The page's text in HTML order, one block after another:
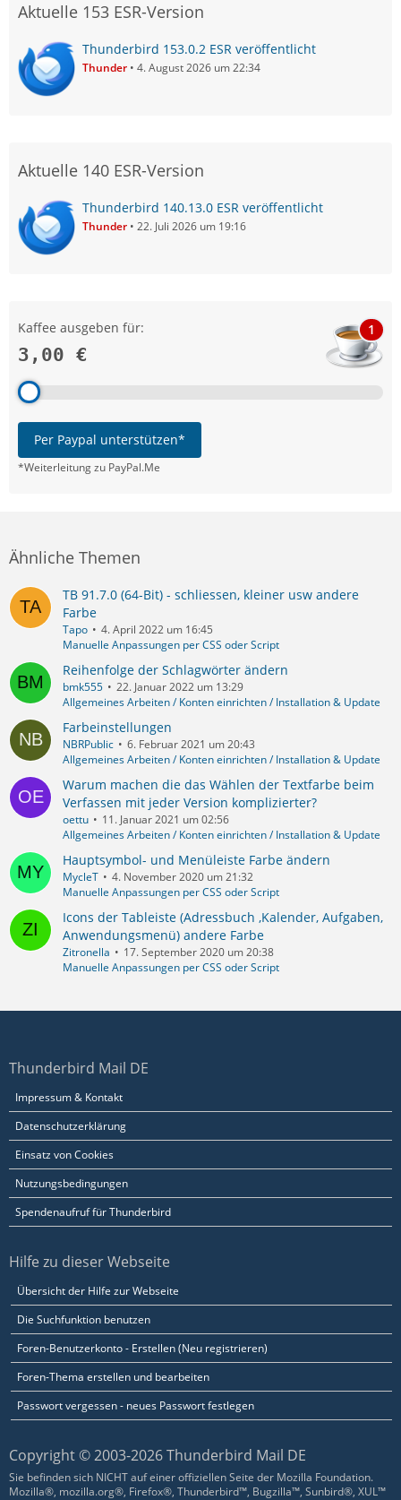
Aktuelle 153 ESR-Version
Thunderbird 153.0.2 ESR veröffentlicht
Thunder 4. August 2026 um 22:34
Aktuelle 140 ESR-Version
Thunderbird 140.13.0 ESR veröffentlicht
Thunder 22. Juli 2026 um 19:16
Kaffee ausgeben für:
3,00 €
1
Per Paypal unterstützen*
*Weiterleitung zu PayPal.Me
Ähnliche Themen
TB 91.7.0 (64-Bit) - schliessen, kleiner usw andere
Farbe
Tapo
4. April 2022 um 16:45
Manuelle Anpassungen per CSS oder Script
Reihenfolge der Schlagwörter ändern
bmk555
22. Januar 2022 um 13:29
Allgemeines Arbeiten / Konten einrichten / Installation & Update
Farbeinstellungen
NBRPublic
6. Februar 2021 um 20:43
Allgemeines Arbeiten / Konten einrichten / Installation & Update
Warum machen die das Wählen der Textfarbe beim
Verfassen mit jeder Version komplizierter?
oettu
11. Januar 2021 um 02:56
Allgemeines Arbeiten / Konten einrichten / Installation & Update
Hauptsymbol- und Menüleiste Farbe ändern
MycleT
4. November 2020 um 21:32
Manuelle Anpassungen per CSS oder Script
Icons der Tableiste (Adressbuch ,Kalender, Aufgaben,
Anwendungsmenü) andere Farbe
Zitronella
17. September 2020 um 20:38
Manuelle Anpassungen per CSS oder Script
Thunderbird Mail DE
Impressum & Kontakt
Datenschutzerklärung
Einsatz von Cookies
Nutzungsbedingungen
Spendenaufruf für Thunderbird
Hilfe zu dieser Webseite
Übersicht der Hilfe zur Webseite
Die Suchfunktion benutzen
Foren-Benutzerkonto - Erstellen (Neu registrieren)
Foren-Thema erstellen und bearbeiten
Passwort vergessen - neues Passwort festlegen
Copyright © 2003-2026 Thunderbird Mail DE
Sie befinden sich NICHT auf einer offiziellen Seite der Mozilla Foundation.
Mozilla®, mozilla.org®, Firefox®, Thunderbird™, Bugzilla™, Sunbird®, XUL™